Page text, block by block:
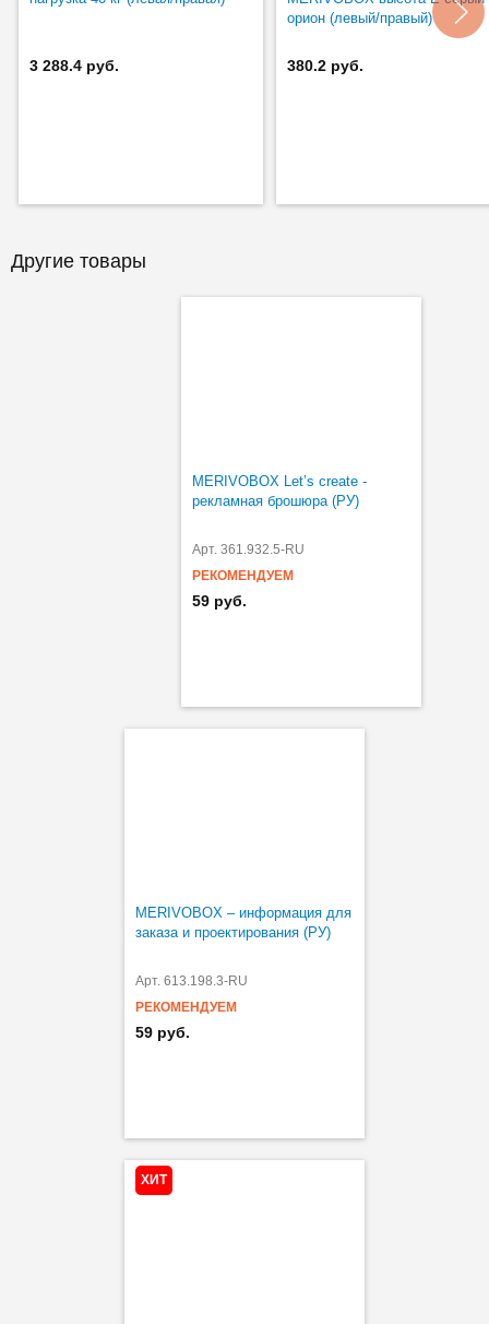
3 288.4 руб.
орион (левый/правый)
380.2 руб.
Другие товары
MERIVOBOX Let’s create -
рекламная брошюра (РУ)
Арт. 361.932.5-RU
РЕКОМЕНДУЕМ
59 руб.
MERIVOBOX – информация для
заказа и проектирования (РУ)
Арт. 613.198.3-RU
РЕКОМЕНДУЕМ
59 руб.
ХИТ